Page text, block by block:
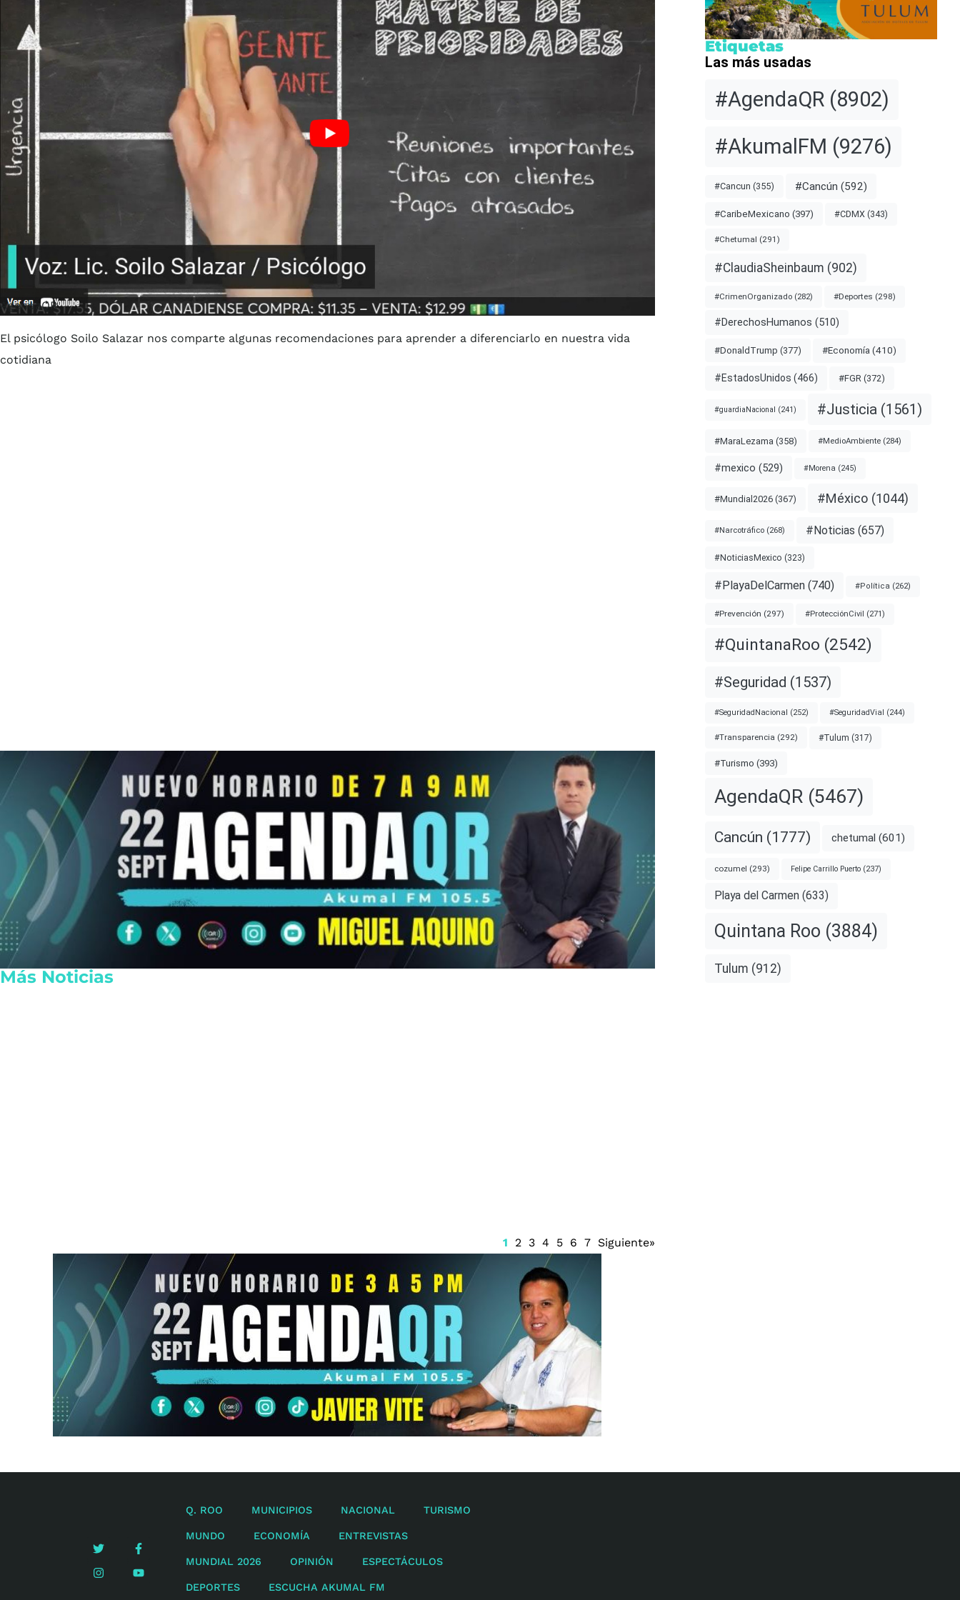
AgendaQR
El psicólogo Soilo Salazar nos comparte algunas recomendaciones para aprender a diferenciarlo en nuestra vida
cotidiana
Más Noticias
1 2 3 4 5 6 7 Siguiente»
Etiquetas
Las más usadas
#AgendaQR(8902)
#AkumalFM (9276)
#Cancun (355) #Cancún (592)
#CaribeMexicano (397) #CDMX(343)
#Chetumal (291)
#ClaudiaSheinbaum (902)
#CrimenOrganizado(282) #Deportes (298)
#DerechosHumanos (510)
#DonaldTrump (377) #Economía (410)
#EstadosUnidos (466) #FGR (372)
#guardiaNacional (241) #Justicia (1561)
#MaraLezama (358) #MedioAmbiente(284)
#mexico (529) #Morena (245)
#Mundial2026(367) #México(1044)
#Narcotráfico(268) #Noticias (657)
#NoticiasMexico (323)
#PlayaDelCarmen(740) #Política (262)
#Prevención (297) #ProtecciónCivil (271)
#QuintanaRoo (2542)
#Seguridad (1537)
#SeguridadNacional (252) #SeguridadVial (244)
#Transparencia (292) #Tulum (317)
#Turismo (393)
AgendaQR(5467)
Cancún (1777) chetumal (601)
cozumel (293) Felipe Carrillo Puerto(237)
Playa del Carmen (633)
Quintana Roo (3884)
Tulum (912)
Q. ROO MUNICIPIOS NACIONAL TURISMO
MUNDO ECONOMÍA ENTREVISTAS
MUNDIAL 2026 OPINIÓN ESPECTÁCULOS
DEPORTES ESCUCHA AKUMAL FM